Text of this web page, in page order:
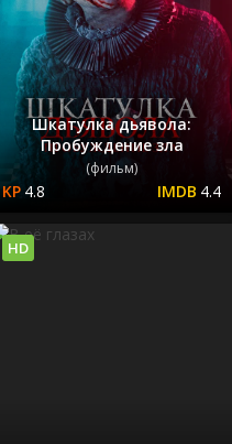
Шкатулка дьявола:
Пробуждение зла
(фильм)
4.8 4.4
HD